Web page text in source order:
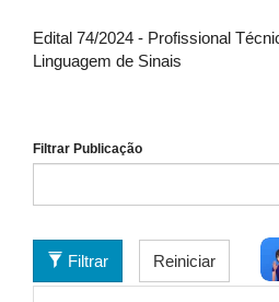
Edital 74/2024 - Profissional
Linguagem de Sinais
Filtrar Publicação
Filtrar Reiniciar